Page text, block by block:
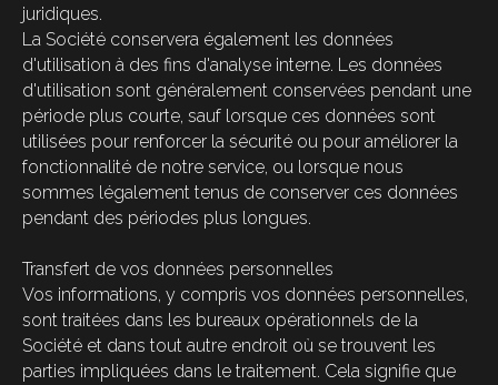
juridiques.
La Société conservera également les données
d'utilisation à des fins d'analyse interne. Les données
d'utilisation sont généralement conservées pendant une
période plus courte, sauf lorsque ces données sont
utilisées pour renforcer la sécurité ou pour améliorer la
fonctionnalité de notre service, ou lorsque nous
sommes légalement tenus de conserver ces données
pendant des périodes plus longues.
Transfert de vos données personnelles
Vos informations, y compris vos données personnelles,
sont traitées dans les bureaux opérationnels de la
Société et dans tout autre endroit où se trouvent les
parties impliquées dans le traitement. Cela signifie que